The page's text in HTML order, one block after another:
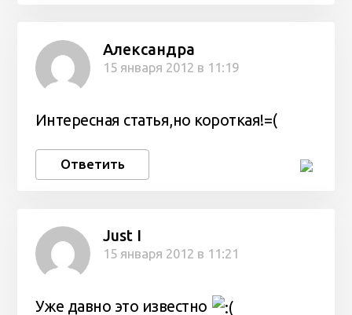
Александра
15 января 2012 в 11:19
Интересная статья,но короткая!=(
Ответить
Just I
15 января 2012 в 11:21
Уже давно это известно